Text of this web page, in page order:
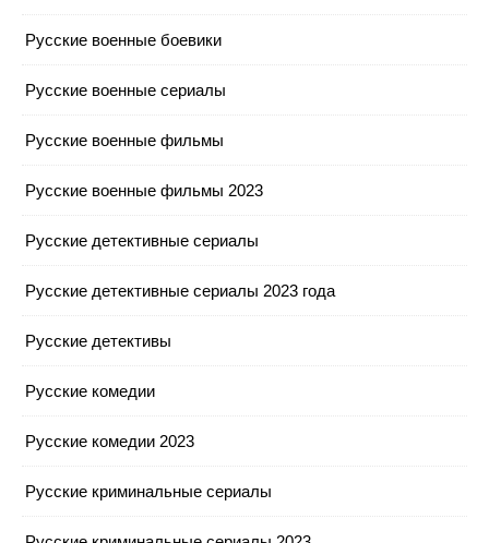
Русские военные боевики
Русские военные сериалы
Русские военные фильмы
Русские военные фильмы 2023
Русские детективные сериалы
Русские детективные сериалы 2023 года
Русские детективы
Русские комедии
Русские комедии 2023
Русские криминальные сериалы